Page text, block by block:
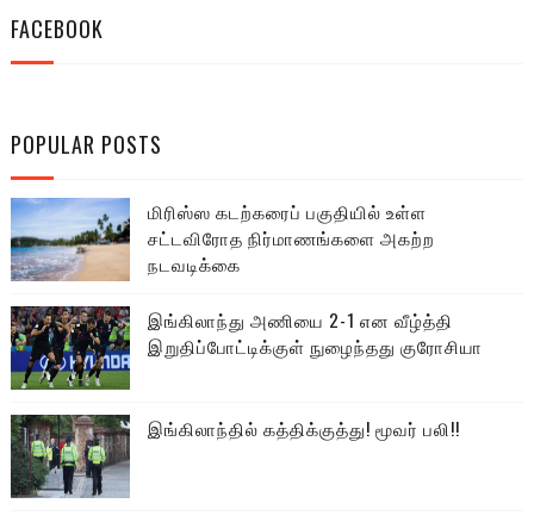
FACEBOOK
POPULAR POSTS
மிரிஸ்ஸ கடற்கரைப் பகுதியில் உள்ள
சட்டவிரோத நிர்மாணங்களை அகற்ற
நடவடிக்கை
இங்கிலாந்து அணியை 2-1 என வீழ்த்தி
இறுதிப்போட்டிக்குள் நுழைந்தது குரோசியா
இங்கிலாந்தில் கத்திக்குத்து! மூவர் பலி!!